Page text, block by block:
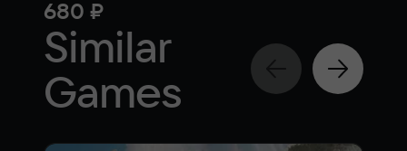
680 ₽
Similar
Games